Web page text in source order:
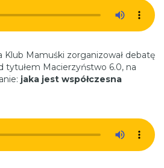
Klub Mamuśki zorganizował debatę
tytułem Macierzyństwo 6.0, na
jaka jest współczesna